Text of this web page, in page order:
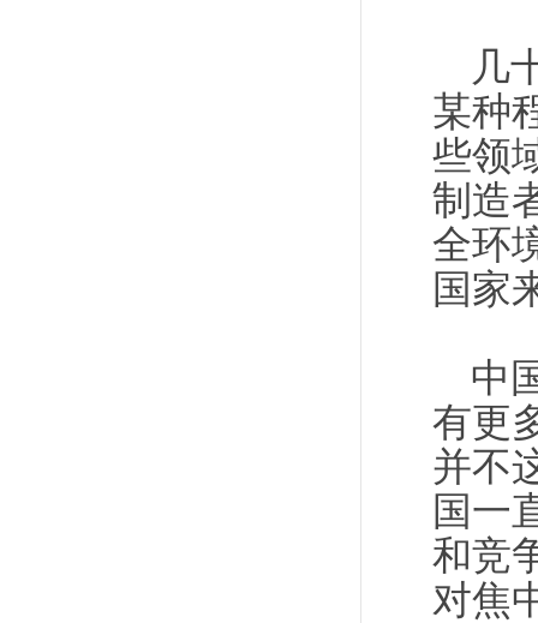
几
某种
些领
制造
全环
国家
中
有更
并不
国一
和竞
对焦